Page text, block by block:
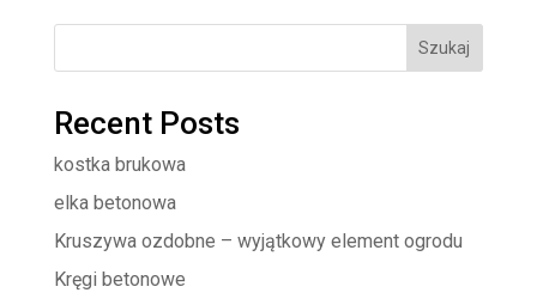
Szukaj
Recent Posts
kostka brukowa
elka betonowa
Kruszywa ozdobne – wyjątkowy element ogrodu
Kręgi betonowe